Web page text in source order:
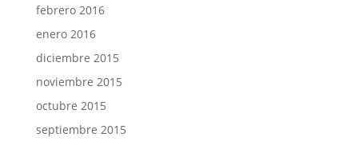
febrero 2016
enero 2016
diciembre 2015
noviembre 2015
octubre 2015
septiembre 2015